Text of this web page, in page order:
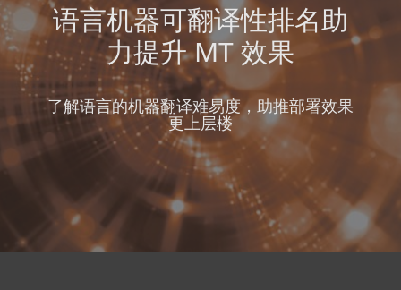
语言机器可翻译性排名助
力提升 MT 效果
了解语言的机器翻译难易度，助推部署效果
更上层楼